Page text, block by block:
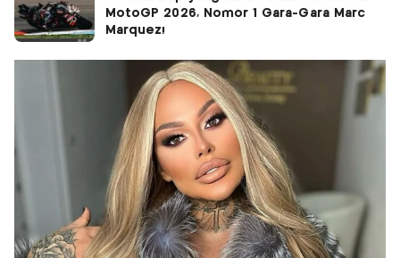
MotoGP 2026, Nomor 1 Gara-Gara Marc
Marquez!